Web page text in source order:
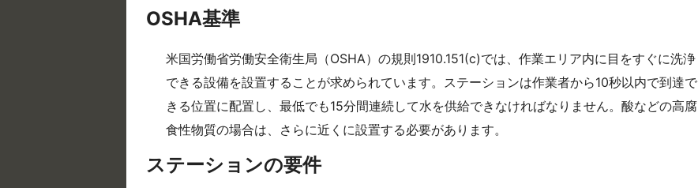
OSHA基準
米国労働省労働安全衛生局（OSHA）の規則1910.151(c)では、作業エリア内に目をすぐに洗浄
できる設備を設置することが求められています。ステーションは作業者から10秒以内で到達で
きる位置に配置し、最低でも15分間連続して水を供給できなければなりません。酸などの高腐
食性物質の場合は、さらに近くに設置する必要があります。
ステーションの要件